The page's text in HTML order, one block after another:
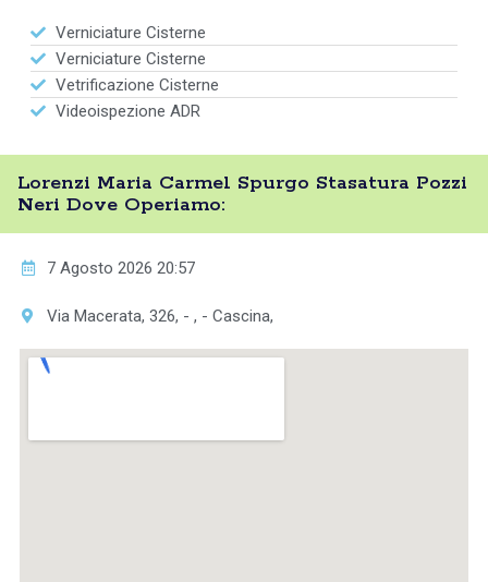
Verniciature Cisterne
Verniciature Cisterne
Vetrificazione Cisterne
Videoispezione ADR
Lorenzi Maria Carmel Spurgo Stasatura Pozzi
Neri Dove Operiamo:
7 Agosto 2026 20:57
Via Macerata, 326, - , - Cascina,